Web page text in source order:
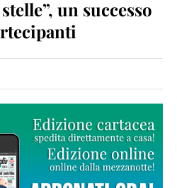
un successo